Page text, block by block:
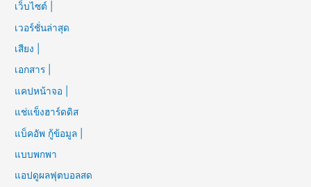
เว็บไซต์ |
เวอร์ชั่นล่าสุด
เสียง |
เอกสาร |
แคปหน้าจอ |
แช่แข็งฮาร์ดดิส
แบ็คอัพ กู้ข้อมูล |
แบบพกพา
แอปดูผลฟุตบอลสด